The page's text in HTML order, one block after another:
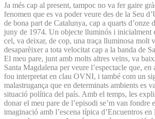
Ja més cap al present, tampoc no va fer gaire
fenomen que es va poder veure des de la Seu
de bona part de Catalunya, cap a quarts d’onze
juny de 1974. Un objecte lluminós i inicialment
cel, va deixar, de cop, una traça lluminosa molt
desaparèixer a tota velocitat cap a la banda de
El meu pare, junt amb molts altres veïns, va
Santa Magdalena per veure l’espectacle que, en
fou interpretat en clau OVNI, i també com un
malastrugança que en determinats ambients es
situació política del país. Amb el temps, les
donar el meu pare de l’episodi se’m van fondre
imaginació amb l’escena típica d’Encuentros en